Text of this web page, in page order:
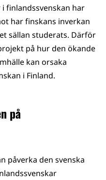
finlandssvenskan har
har finskans inverkan
sällan studerats. Därför
på hur den ökande
kan orsaka
i Finland.
på
påverka den svenska